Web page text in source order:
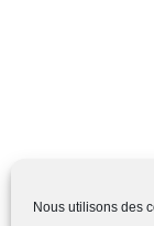
Nous utilisons des